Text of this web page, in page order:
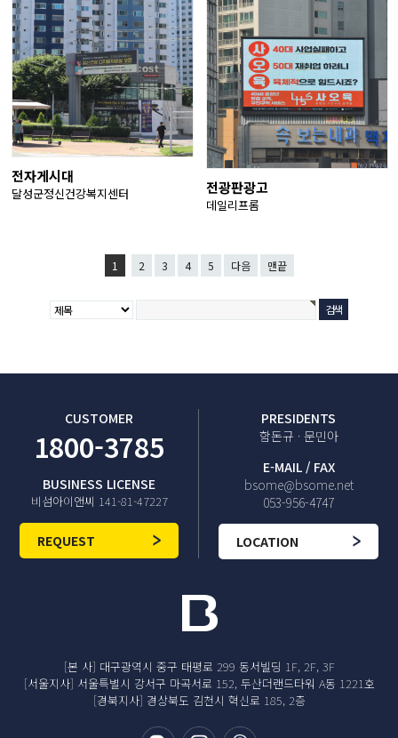
전자게시대
달성군정신건강복지센터 전광판광고
데일리프롬
1 2 3 4 5 다음 맨끝
CUSTOMER
1800-3785
BUSINESS LICENSE
비섬아이앤씨 141-81-47227
REQUEST
PRESIDENTS
함돈규 · 문민아
E-MAIL / FAX
bsome@bsome.net
053-956-4747
LOCATION
[본 사] 대구광역시 중구 태평로 299 동서빌딩 1F, 2F, 3F
[서울지사] 서울특별시 강서구 마곡서로 152, 두산더랜드타워 A동 1221호
[경북지사] 경상북도 김천시 혁신로 185, 2층